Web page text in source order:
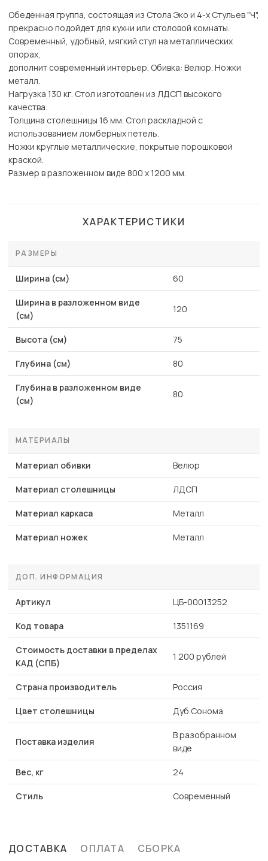
Обеденная группа, состоящая из Стола Эко и 4-х Стульев "Ч",
прекрасно подойдет для кухни или столовой комнаты.
Современный, удобный, мягкий стул на металлических
опорах,
дополнит современный интерьер. Обивка: Велюр. Ножки
металл.
Нагрузка 130 кг. Стол изготовлен из ЛДСП высокого
качества.
Толщина столешницы 16 мм. Стол раскладной с
использованием ломберных петель.
Ножки круглые металлические, покрытые порошковой
краской.
Размер в разложенном виде 800 х 1200 мм.
ХАРАКТЕРИСТИКИ
РАЗМЕРЫ
Ширина (см) 60
Ширина в разложенном виде
(см)
120
Высота (см) 75
Глубина (см) 80
Глубина в разложенном виде
(см)
80
МАТЕРИАЛЫ
Материал обивки Велюр
Материал столешницы ЛДСП
Материал каркаса Металл
Материал ножек Металл
ДОП. ИНФОРМАЦИЯ
Артикул ЦБ-00013252
Код товара 1351169
Стоимость доставки в пределах
КАД (СПБ)
1 200 рублей
Страна производитель Россия
Цвет столешницы Дуб Сонома
Поставка изделия
В разобранном
виде
Вес, кг 24
Стиль Современный
ДОСТАВКА ОПЛАТА СБОРКА